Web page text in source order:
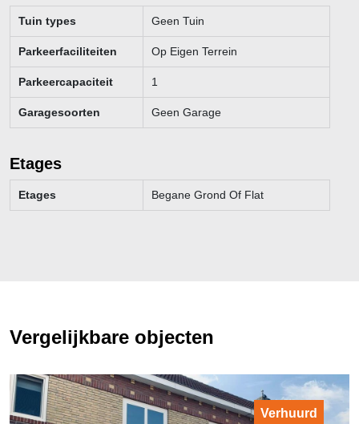
Tuin types Geen Tuin
Parkeerfaciliteiten Op Eigen Terrein
Parkeercapaciteit 1
Garagesoorten Geen Garage
Etages
Etages Begane Grond Of Flat
Vergelijkbare objecten
Verhuurd